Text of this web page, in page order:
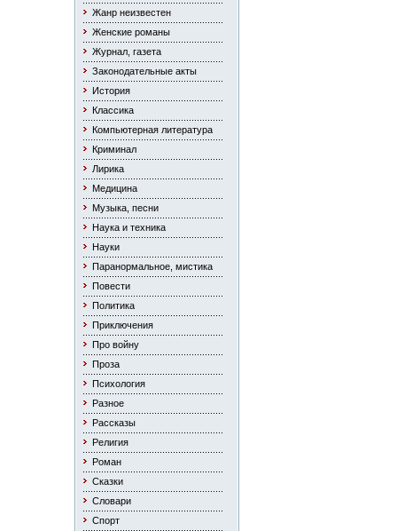
Жанр неизвестен
Женские романы
Журнал, газета
Законодательные акты
История
Классика
Компьютерная литература
Криминал
Лирика
Медицина
Музыка, песни
Наука и техника
Науки
Паранормальное, мистика
Повести
Политика
Приключения
Про войну
Проза
Психология
Разное
Рассказы
Религия
Роман
Сказки
Словари
Спорт